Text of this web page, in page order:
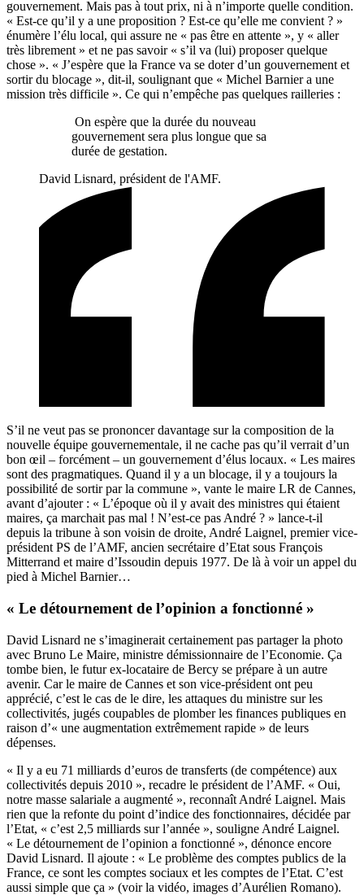
gouvernement. Mais pas à tout prix, ni à n’importe quelle condition.
« Est-ce qu’il y a une proposition ? Est-ce qu’elle me convient ? »
énumère l’élu local, qui assure ne « pas être en attente », y « aller
très librement » et ne pas savoir « s’il va (lui) proposer quelque
chose ». « J’espère que la France va se doter d’un gouvernement et
sortir du blocage », dit-il, soulignant que « Michel Barnier a une
mission très difficile ». Ce qui n’empêche pas quelques railleries :
On espère que la durée du nouveau
gouvernement sera plus longue que sa
durée de gestation.
David Lisnard, président de l'AMF.
S’il ne veut pas se prononcer davantage sur la composition de la
nouvelle équipe gouvernementale, il ne cache pas qu’il verrait d’un
bon œil – forcément – un gouvernement d’élus locaux. « Les maires
sont des pragmatiques. Quand il y a un blocage, il y a toujours la
possibilité de sortir par la commune », vante le maire LR de Cannes,
avant d’ajouter : « L’époque où il y avait des ministres qui étaient
maires, ça marchait pas mal ! N’est-ce pas André ? » lance-t-il
depuis la tribune à son voisin de droite, André Laignel, premier vice-
président PS de l’AMF, ancien secrétaire d’Etat sous François
Mitterrand et maire d’Issoudin depuis 1977. De là à voir un appel du
pied à Michel Barnier…
« Le détournement de l’opinion a fonctionné »
David Lisnard ne s’imaginerait certainement pas partager la photo
avec Bruno Le Maire, ministre démissionnaire de l’Economie. Ça
tombe bien, le futur ex-locataire de Bercy se prépare à un autre
avenir. Car le maire de Cannes et son vice-président ont peu
apprécié, c’est le cas de le dire, les attaques du ministre sur les
collectivités, jugés coupables de plomber les finances publiques en
raison d’« une augmentation extrêmement rapide » de leurs
dépenses.
« Il y a eu 71 milliards d’euros de transferts (de compétence) aux
collectivités depuis 2010 », recadre le président de l’AMF. « Oui,
notre masse salariale a augmenté », reconnaît André Laignel. Mais
rien que la refonte du point d’indice des fonctionnaires, décidée par
l’Etat, « c’est 2,5 milliards sur l’année », souligne André Laignel.
« Le détournement de l’opinion a fonctionné », dénonce encore
David Lisnard. Il ajoute : « Le problème des comptes publics de la
France, ce sont les comptes sociaux et les comptes de l’Etat. C’est
aussi simple que ça » (voir la vidéo, images d’Aurélien Romano).